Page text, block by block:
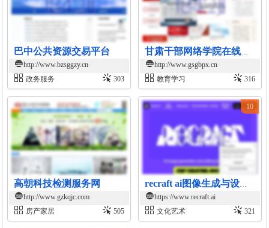
巴中公共资源交易平台
http://www.bzsggzy.cn
政务服务
303
甘肃干部网络学院在线学习平台
http://www.gsgbpx.cn
教育学习
316
高朝科技检测服务网
http://www.gzkqjc.com
房产家居
505
https://www.recraft.ai
文化艺术
321
10